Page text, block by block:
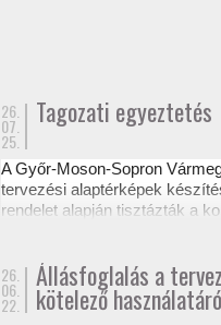
26.
07.
25.
Tagozati egyeztetés
A Győr-Moson-Sopron
tervezési alaptérképek
rendelet alapján tisztázták a
26.
06.
22.
Állásfoglalás a
kötelező